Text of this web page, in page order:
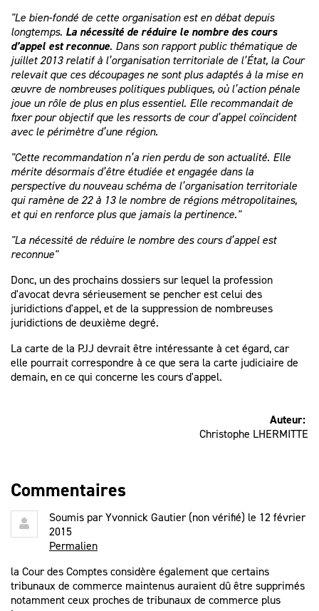
"Le bien-fondé de cette organisation est en débat depuis
longtemps. La nécessité de réduire le nombre des cours
d’appel est reconnue. Dans son rapport public thématique de
juillet 2013 relatif à l’organisation territoriale de l’État, la Cour
relevait que ces découpages ne sont plus adaptés à la mise en
œuvre de nombreuses politiques publiques, où l’action pénale
joue un rôle de plus en plus essentiel. Elle recommandait de
fixer pour objectif que les ressorts de cour d’appel coïncident
avec le périmètre d’une région.
"Cette recommandation n’a rien perdu de son actualité. Elle
mérite désormais d’être étudiée et engagée dans la
perspective du nouveau schéma de l’organisation territoriale
qui ramène de 22 à 13 le nombre de régions métropolitaines,
et qui en renforce plus que jamais la pertinence."
"La nécessité de réduire le nombre des cours d’appel est
reconnue"
Donc, un des prochains dossiers sur lequel la profession
d'avocat devra sérieusement se pencher est celui des
juridictions d'appel, et de la suppression de nombreuses
juridictions de deuxième degré.
La carte de la PJJ devrait être intéressante à cet égard, car
elle pourrait correspondre à ce que sera la carte judiciaire de
demain, en ce qui concerne les cours d'appel.
Auteur:
Christophe LHERMITTE
Commentaires
Soumis parYvonnick Gautier (non vérifié) le 12 février
2015
Permalien
la Cour des Comptes considère également que certains
tribunaux de commerce maintenus auraient dû être supprimés
notamment ceux proches de tribunaux de commerce plus